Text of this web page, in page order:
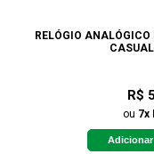
RELÓGIO
R$
ou 7x